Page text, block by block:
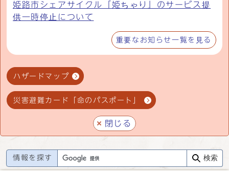
姫路市シェアサイクル「姫ちゃり」のサービス提
供一時停止について
重要なお知らせ一覧を見る
ハザードマップ
災害避難カード「命のパスポート」
閉じる
情報を探す 検索